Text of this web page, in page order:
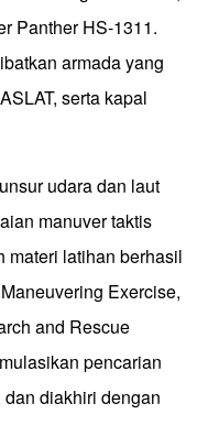
Panther HS-1311.
armada yang
serta kapal
udara dan laut
manuver taktis
materi latihan berhasil
Exercise,
and Rescue
pencarian
diakhiri dengan